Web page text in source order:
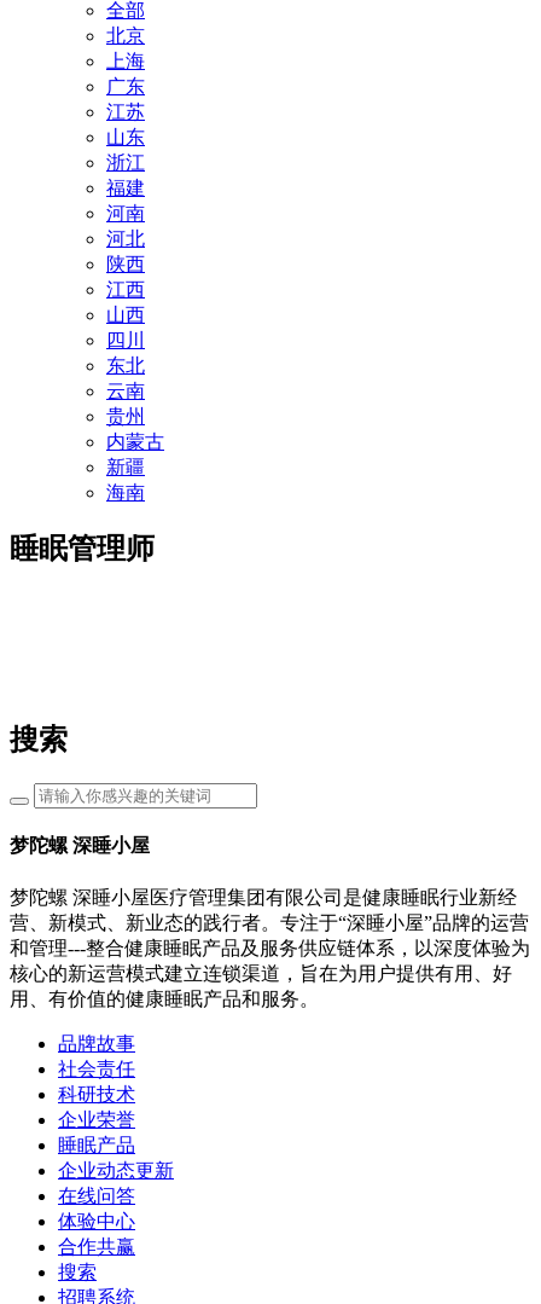
全部
北京
上海
广东
江苏
山东
浙江
福建
河南
河北
陕西
江西
山西
四川
东北
云南
贵州
内蒙古
新疆
海南
睡眠管理师
搜索
梦陀螺 深睡小屋
梦陀螺 深睡小屋医疗管理集团有限公司是健康睡眠行业新经
营、新模式、新业态的践行者。专注于“深睡小屋”品牌的运营
和管理---整合健康睡眠产品及服务供应链体系，以深度体验为
核心的新运营模式建立连锁渠道，旨在为用户提供有用、好
用、有价值的健康睡眠产品和服务。
品牌故事
社会责任
科研技术
企业荣誉
睡眠产品
企业动态更新
在线问答
体验中心
合作共赢
搜索
招聘系统